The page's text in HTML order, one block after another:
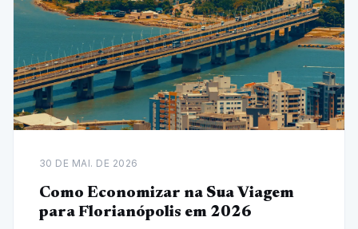
30 DE MAI. DE 2026
Como Economizar na Sua Viagem
para Florianópolis em 2026